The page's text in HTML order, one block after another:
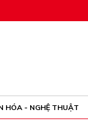
HÓA - NGHỆ THUẬT